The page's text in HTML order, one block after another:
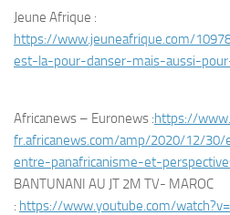
Jeune Afrique :
https://www.jeuneafrique.com/
est-la-pour-danser-mais-aussi-
Africanews – Euronews :https://
fr.africanews.com/amp/2020/12/30/
entre-panafricanisme-et-
BANTUNANI AU JT 2M TV- MAROC
: https://www.youtube.com/watch?